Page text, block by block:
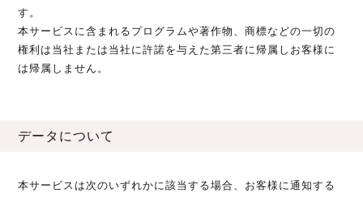
す。
本サービスに含まれるプログラムや著作物、商標などの一切の
権利は当社または当社に許諾を与えた第三者に帰属しお客様に
は帰属しません。
データについて
本サービスは次のいずれかに該当する場合、お客様に通知する